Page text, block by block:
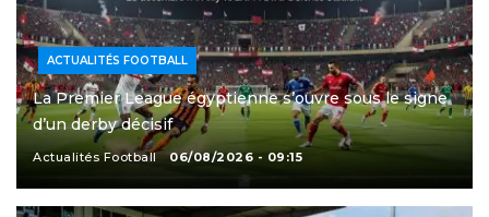
ACTUALITÉS FOOTBALL
La Premier League égyptienne s’ouvre sous le signe
d’un derby décisif
Actualités Football 06/08/2026 - 09:15